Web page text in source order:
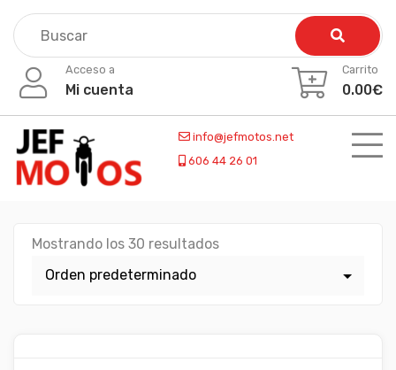
content
Acceso a
Mi cuenta
Carrito
0.00€
info@jefmotos.net
606 44 26 01
Mostrando los 30 resultados